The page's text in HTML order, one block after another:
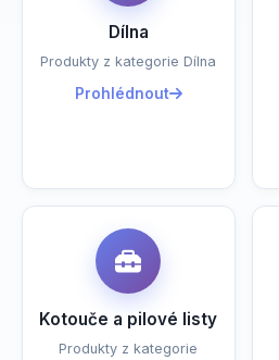
Dílna
Produkty z kategorie Dílna
Prohlédnout
Kotouče a pilové listy
Produkty z kategorie